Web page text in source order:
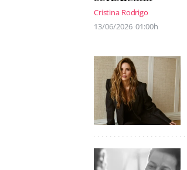
Cristina Rodrigo
13/06/2026 01:00h